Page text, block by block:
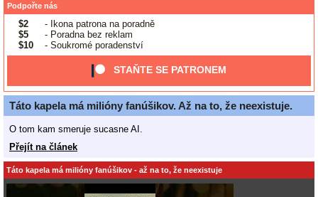
Podpořte nás
$2
- Ikona patrona na poradně
$5
- Poradna bez reklam
$10
- Soukromé poradenství
STAŇTE SE PATRONEM
Táto kapela má milióny fanúšikov. Až na to, že neexistuje.
O tom kam smeruje sucasne AI.
Přejít na článek
Táto kapela má milióny fanúšikov - až na to, že neexistuje